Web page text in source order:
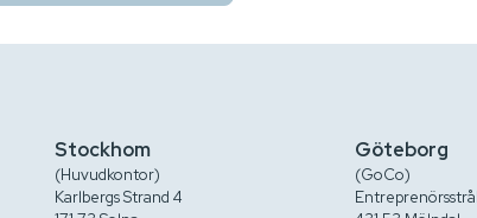
Stockhom
(Huvudkontor)
Karlbergs Strand 4
Göteborg
(GoCo)